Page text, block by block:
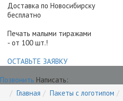
Доставка по Новосибирску
бесплатно
Печать малыми тиражами
- от 100 шт.!
ОСТАВЬТЕ ЗАЯВКУ
Позвонить Написать:
Главная
Пакеты с логотипом